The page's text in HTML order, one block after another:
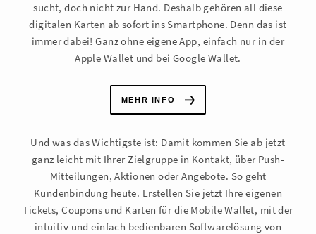
sucht, doch nicht zur Hand. Deshalb gehören all diese
digitalen Karten ab sofort ins Smartphone. Denn das ist
immer dabei! Ganz ohne eigene App, einfach nur in der
Apple Wallet und bei Google Wallet.
MEHR INFO
Und was das Wichtigste ist: Damit kommen Sie ab jetzt
ganz leicht mit Ihrer Zielgruppe in Kontakt, über Push-
Mitteilungen, Aktionen oder Angebote. So geht
Kundenbindung heute. Erstellen Sie jetzt Ihre eigenen
Tickets, Coupons und Karten für die Mobile Wallet, mit der
intuitiv und einfach bedienbaren Softwarelösung von